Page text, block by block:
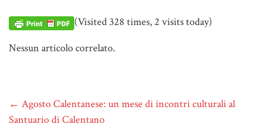
(Visited 328 times, 2 visits today)
Nessun articolo correlato.
← Agosto Calentanese: un mese di incontri culturali al
Santuario di Calentano